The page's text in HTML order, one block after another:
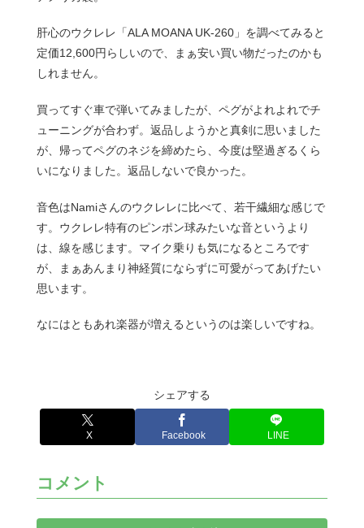
肝心のウクレレ「ALA MOANA UK-260」を調べてみると
定価12,600円らしいので、まぁ安い買い物だったのかも
しれません。
買ってすぐ車で弾いてみましたが、ペグがよれよれでチ
ューニングが合わず。返品しようかと真剣に思いました
が、帰ってペグのネジを締めたら、今度は堅過ぎるくら
いになりました。返品しないで良かった。
音色はNamiさんのウクレレに比べて、若干繊細な感じで
す。ウクレレ特有のピンポン球みたいな音というより
は、線を感じます。マイク乗りも気になるところです
が、まぁあんまり神経質にならずに可愛がってあげたい
思います。
なにはともあれ楽器が増えるというのは楽しいですね。
シェアする
X Facebook LINE
コメント